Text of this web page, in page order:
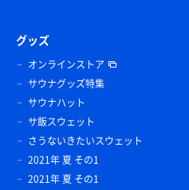
グッズ
オンラインストア
サウナグッズ特集
サウナハット
サ飯スウェット
さうないきたいスウェット
2021年 夏 その1
2021年 夏 その1